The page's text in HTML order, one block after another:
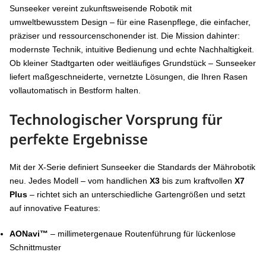
Sunseeker vereint zukunftsweisende Robotik mit
umweltbewusstem Design – für eine Rasenpflege, die einfacher,
präziser und ressourcenschonender ist. Die Mission dahinter:
modernste Technik, intuitive Bedienung und echte Nachhaltigkeit.
Ob kleiner Stadtgarten oder weitläufiges Grundstück – Sunseeker
liefert maßgeschneiderte, vernetzte Lösungen, die Ihren Rasen
vollautomatisch in Bestform halten.
Technologischer Vorsprung für
perfekte Ergebnisse
Mit der X-Serie definiert Sunseeker die Standards der Mährobotik
neu. Jedes Modell – vom handlichen X3 bis zum kraftvollen X7
Plus – richtet sich an unterschiedliche Gartengrößen und setzt
auf innovative Features:
AONavi™ – millimetergenaue Routenführung für lückenlose
Schnittmuster